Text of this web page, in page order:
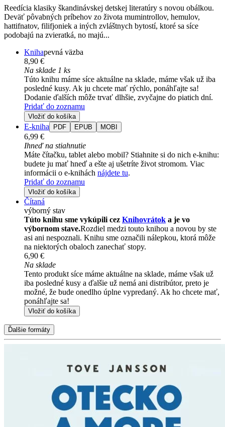
Reedícia klasiky škandinávskej detskej literatúry s novou obálkou.
Deväť pôvabných príbehov zo života mumintrollov, hemulov,
hattifnatov, filifjoniek a iných zvláštnych bytostí, ktoré sa síce
podobajú na zvieratká, no majú...
Knihapevná väzba
8,90 €
Na sklade 1 ks
Túto knihu máme síce aktuálne na sklade, máme však už iba
posledné kusy. Ak ju chcete mať rýchlo, ponáhľajte sa!
Dodanie ďalších môže trvať dlhšie, zvyčajne do piatich dní.
Pridať do zoznamu
Vložiť do košíka
E-kniha PDF EPUB MOBI
6,99 €
Ihneď na stiahnutie
Máte čítačku, tablet alebo mobil? Stiahnite si do nich e-knihu:
budete ju mať hneď a ešte aj ušetríte život stromom. Viac
informácii o e-knihách nájdete tu.
Pridať do zoznamu
Vložiť do košíka
Čítaná
výborný stav
Túto knihu sme vykúpili cez Knihovrátok a je vo
výbornom stave.Rozdiel medzi touto knihou a novou by ste
asi ani nespoznali. Knihu sme označili nálepkou, ktorá môže
na niektorých obaloch zanechať stopy.
6,90 €
Na sklade
Tento produkt síce máme aktuálne na sklade, máme však už
iba posledné kusy a ďalšie už nemá ani distribútor, preto je
možné, že bude onedlho úplne vypredaný. Ak ho chcete mať,
ponáhľajte sa!
Vložiť do košíka
Ďalšie formáty